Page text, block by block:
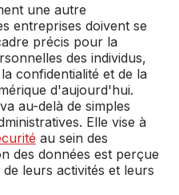
une autre
entreprises doivent se
précis pour la
des individus,
confidentialité et de la
d'aujourd'hui.
au-delà de simples
Elle vise à
au sein des
des données est perçue
leurs activités et leurs